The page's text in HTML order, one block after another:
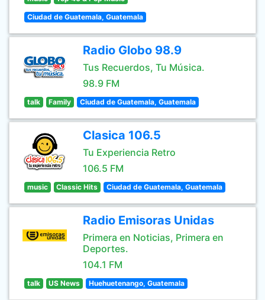
Ciudad de Guatemala, Guatemala
Radio Globo 98.9
Tus Recuerdos, Tu Música.
98.9 FM
talk Family Ciudad de Guatemala, Guatemala
Clasica 106.5
Tu Experiencia Retro
106.5 FM
music Classic Hits Ciudad de Guatemala, Guatemala
Radio Emisoras Unidas
Primera en Noticias, Primera en
Deportes.
104.1 FM
talk US News Huehuetenango, Guatemala